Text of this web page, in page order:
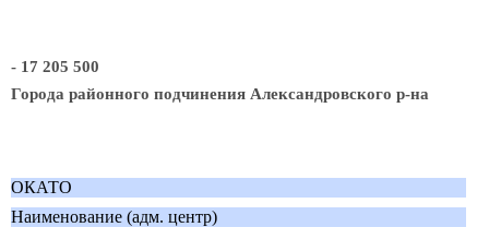
- 17 205 500
Города районного подчинения Александровского р-на
ОКАТО
Наименование (адм. центр)